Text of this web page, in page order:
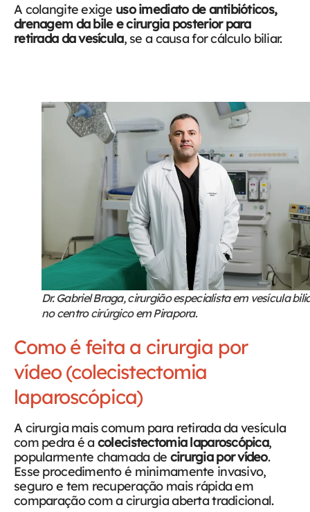
A colangite exige uso imediato de antibióticos,
drenagem da bile e cirurgia posterior para
retirada da vesícula, se a causa for cálculo biliar.
Dr. Gabriel Braga, cirurgião especialista em vesícula
no centro cirúrgico em Pirapora.
Como é feita a cirurgia por
vídeo (colecistectomia
laparoscópica)
A cirurgia mais comum para retirada da vesícula
com pedra é a colecistectomia laparoscópica,
popularmente chamada de cirurgia por vídeo.
Esse procedimento é minimamente invasivo,
seguro e tem recuperação mais rápida em
comparação com a cirurgia aberta tradicional.